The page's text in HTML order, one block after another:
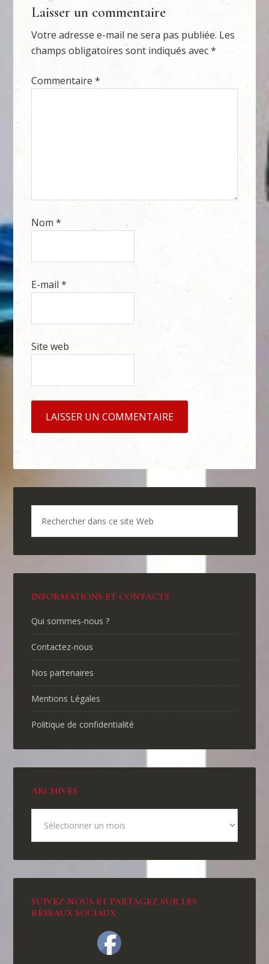
Laisser un commentaire
Votre adresse e-mail ne sera pas publiée. Les
champs obligatoires sont indiqués avec*
Commentaire*
Nom*
E-mail*
Site web
INFORMATIONS ET CONTACTS
Qui sommes-nous ?
Contactez-nous
Nos partenaires
Mentions Légales
Politique de confidentialité
ARCHIVES
SUIVEZ-NOUS ET PARTAGEZ SUR LES
RÉSEAUX SOCIAUX